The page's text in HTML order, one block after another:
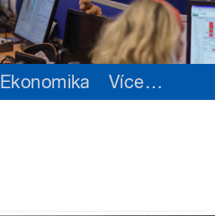
Ekonomika Více…